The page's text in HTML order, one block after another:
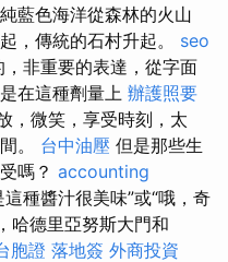
純藍色海洋從森林的火山
，傳統的石村升起。 seo
非重要的表達，從字面
在這種劑量上 辦護照要
，微笑，享受時刻，太
。 台中油壓 但是那些生
嗎？ accounting
種醬汁很美味”或“哦，奇
哈德里亞努斯大門和
胞證 落地簽 外商投資